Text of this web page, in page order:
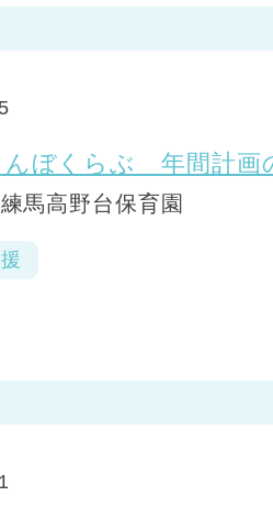
んぼくらぶ 年間計画
馬高野台保育園